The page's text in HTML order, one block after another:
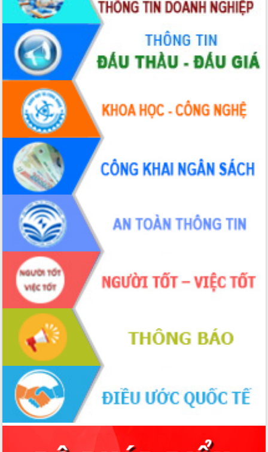
Phát động chiến dịch 30 ngày đêm
giải phóng mặt bằng Tuyến đường bộ
ven biển
Đắk Lắk nỗ lực thúc đẩy tăng trưởng
kinh tế từ 10% trở lên trong Quý
II/2026
Đắk Lắk ký kết thỏa thuận hợp tác về
chuyển đổi số giai đoạn 2026 – 2030
với Tập đoàn Bưu chính Viễn thông
Việt Nam
Thứ trưởng Bộ Y tế làm việc với tỉnh
Đắk Lắk về phát triển nhân lực y tế
cho trạm y tế cấp xã
Du lịch Đắk Lắk nâng tầm trải nghiệm
du khách thông qua Hệ thống cơ sở dữ
liệu và Bản đồ số
Tập huấn ứng dụng trí tuệ nhân tạo (AI)
trong thương mại điện tử năm 2026
Đoàn đại biểu Quốc hội tỉnh Đắk Lắk
trao đổi thông tin trước Kỳ họp thứ
nhất, Quốc hội khóa XVI
Quyết liệt cải cách hành chính, khơi
thông nguồn lực phát triển
Nâng cao hiệu lực, hiệu quả HĐND
tỉnh thông qua hiện đại hóa hành chính
Xã Ea Phê gắn cải cách hành chính với
chuyển đổi số
Phó Chủ tịch Thường trực UBND tỉnh
Hồ Thị Nguyên Thảo làm việc tại Trung
tâm Phục vụ hành chính công xã Ea
Phê
Xây dựng nền hành chính số đồng
hành cùng nông dân dân, doanh nghiệp
Giai đoạn 2026-2030, Đắk Lắk phấn